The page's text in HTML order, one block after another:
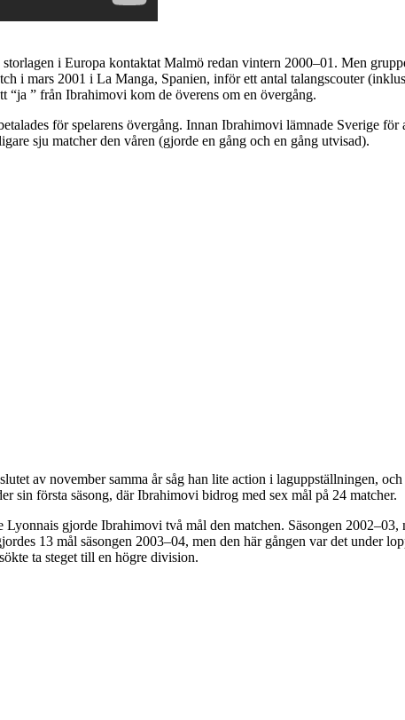
i Europa kontaktat Malmö redan vintern 2000–01. Men
i mars 2001 i La Manga, Spanien, inför ett antal talangscouter
” från Ibrahimovi kom de överens om en övergång.
för spelarens övergång. Innan Ibrahimovi lämnade Sverige
sju matcher den våren (gjorde en gång och en gång utvisad).
av november samma år såg han lite action i laguppställningen,
sin första säsong, där Ibrahimovi bidrog med sex mål på 24 matcher.
gjorde Ibrahimovi två mål den matchen. Säsongen
13 mål säsongen 2003–04, men den här gången var det under
ta steget till en högre division.